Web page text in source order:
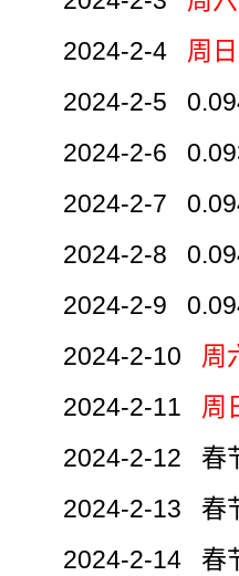
2024-2-4 周日
2024-2-5
2024-2-6
2024-2-7
2024-2-8
2024-2-9
2024-2-10 周
2024-2-11 周
2024-2-12 春
2024-2-13 春
2024-2-14 春